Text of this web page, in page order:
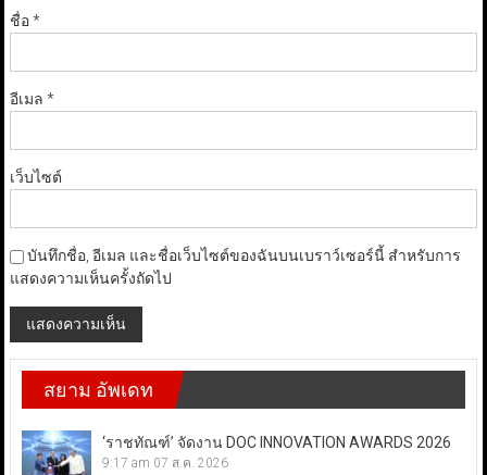
ชื่อ*
อีเมล *
เว็บไซต์
บันทึกชื่อ, อีเมล และชื่อเว็บไซต์ของฉันบนเบราว์เซอร์นี้ สำหรับการ
แสดงความเห็นครั้งถัดไป
สยาม อัพเดท
‘ราชทัณฑ์’ จัดงาน DOC INNOVATION AWARDS 2026
9:17 am 07 ส.ค. 2026